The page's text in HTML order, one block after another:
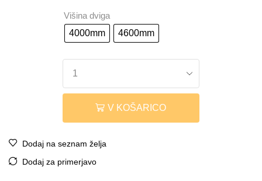
Višina dviga
4000mm 4600mm
V KOŠARICO
Dodaj na seznam želja
Dodaj za primerjavo